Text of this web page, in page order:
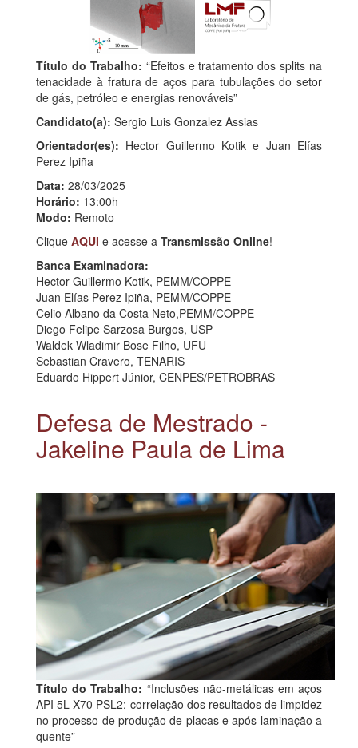
Título do Trabalho: “Efeitos e tratamento dos splits na
tenacidade à fratura de aços para tubulações do setor
de gás, petróleo e energias renováveis”
Candidato(a): Sergio Luis Gonzalez Assias
Orientador(es): Hector Guillermo Kotik e Juan Elías
Perez Ipiña
Data: 28/03/2025
Horário: 13:00h
Modo: Remoto
Clique AQUI e acesse a Transmissão Online!
Banca Examinadora:
Hector Guillermo Kotik, PEMM/COPPE
Juan Elías Perez Ipiña, PEMM/COPPE
Celio Albano da Costa Neto,PEMM/COPPE
Diego Felipe Sarzosa Burgos, USP
Waldek Wladimir Bose Filho, UFU
Sebastian Cravero, TENARIS
Eduardo Hippert Júnior, CENPES/PETROBRAS
Defesa de Mestrado -
Jakeline Paula de Lima
Título do Trabalho: “Inclusões não-metálicas em aços
API 5L X70 PSL2: correlação dos resultados de limpidez
no processo de produção de placas e após laminação a
quente”